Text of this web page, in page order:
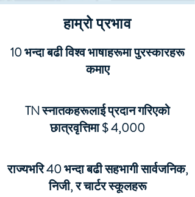
हाम्रो प्रभाव
10 भन्दा बढी विश्व भाषाहरूमा पुरस्कारहरू
कमाए
TN स्नातकहरूलाई प्रदान गरिएको
छात्रवृत्तिमा $ 4,000
राज्यभरि 40 भन्दा बढी सहभागी सार्वजनिक,
निजी, र चार्टर स्कूलहरू